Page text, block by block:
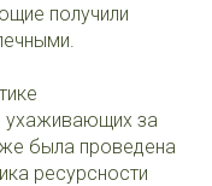
получили
ухаживающих за
была проведена
ресурсности